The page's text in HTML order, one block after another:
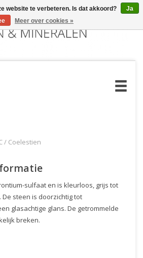
/ Coelestien
sulfaat en is kleurloos, grijs tot
steen is doorzichtig tot
glasachtige glans. De getrommelde
breken.
website te verbeteren. Is dat akkoord?
Ja
Meer over cookies »